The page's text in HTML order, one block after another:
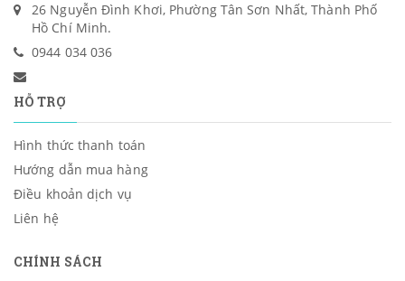
26 Nguyễn Đình Khơi, Phường Tân Sơn Nhất, Thành Phố
Hồ Chí Minh.
0944 034 036
HỖ TRỢ
Hình thức thanh toán
Hướng dẫn mua hàng
Điều khoản dịch vụ
Liên hệ
CHÍNH SÁCH